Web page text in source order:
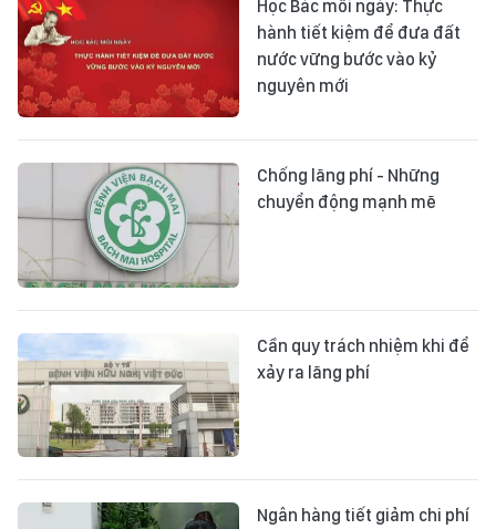
Học Bác mỗi ngày: Thực
hành tiết kiệm để đưa đất
nước vững bước vào kỷ
nguyên mới
Chống lãng phí - Những
chuyển động mạnh mẽ
Cần quy trách nhiệm khi để
xảy ra lãng phí
Ngân hàng tiết giảm chi phí